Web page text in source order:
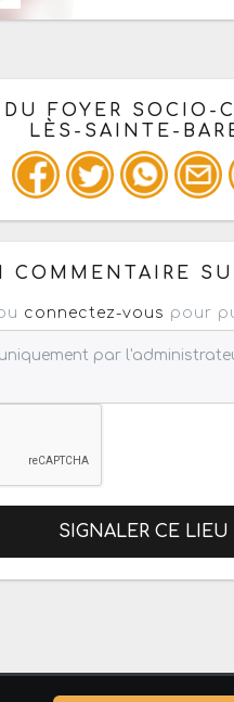
DU FOYER SOCIO-
LÈS-SAINTE-
ci-dessous pour un :
COMMENTAIRE
connectez-vous pour
SIGNALER CE LIEU